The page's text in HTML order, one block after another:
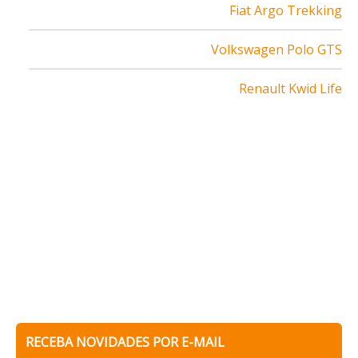
Fiat Argo Trekking
Volkswagen Polo GTS
Renault Kwid Life
RECEBA NOVIDADES POR E-MAIL